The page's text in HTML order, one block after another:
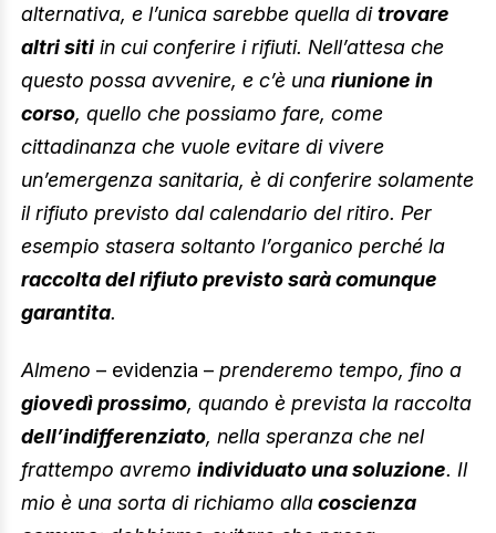
alternativa, e l’unica sarebbe quella ditrovare
altri siti in cui conferire i rifiuti. Nell’attesa che
questo possa avvenire, e c’è una riunione in
corso, quello che possiamo fare, come
cittadinanza che vuole evitare di vivere
un’emergenza sanitaria, è di conferire solamente
il rifiuto previsto dal calendario del ritiro. Per
esempio stasera soltanto l’organico perché la
raccolta del rifiuto previsto sarà comunque
garantita.
Almeno – evidenzia – prenderemo tempo, fino a
giovedì prossimo, quando è prevista la raccolta
dell’indifferenziato, nella speranza che nel
frattempo avremo individuato una soluzione. Il
mio è una sorta di richiamo allacoscienza